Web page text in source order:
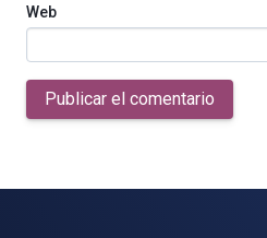
Web
Publicar el comentario